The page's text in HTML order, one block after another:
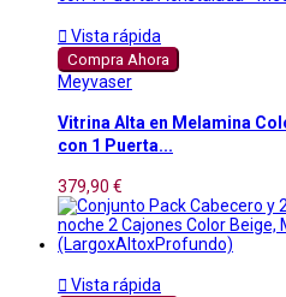
 Vista rápida
Compra Ahora
Meyvaser
Vitrina Alta en Melamina
con 1 Puerta...
379,90 €
 Vista rápida